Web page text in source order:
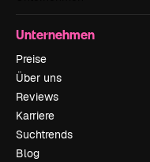
Unternehmen
Preise
Über uns
Reviews
Karriere
Suchtrends
Blog